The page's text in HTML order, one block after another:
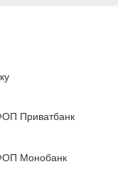
Приватбанк
Монобанк